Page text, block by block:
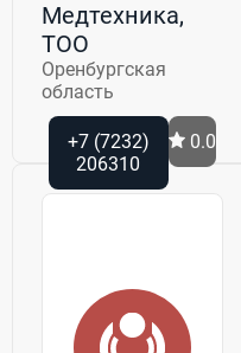
Медтехника,
ТОО
Оренбургская
область
+7 (7232)
206310
0.0